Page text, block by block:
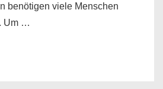
benötigen viele Menschen
Um …